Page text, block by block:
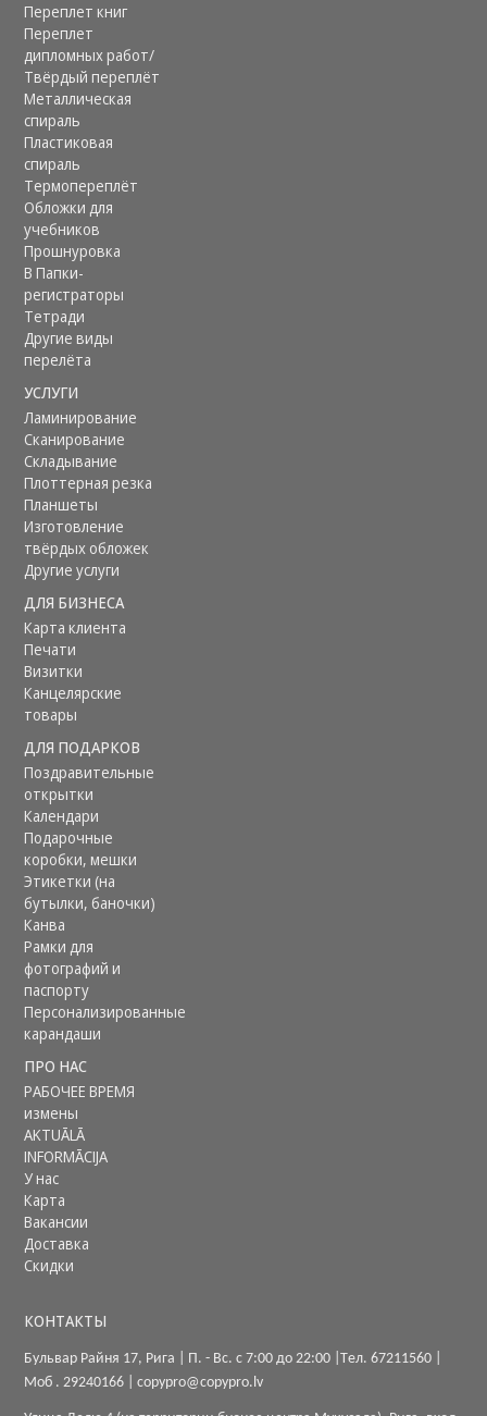
Переплет книг
Переплет
дипломных работ/
Твёрдый переплёт
Металлическая
спираль
Пластиковая
спираль
Термопереплёт
Обложки для
учебников
Прошнуровка
В Папки-
регистраторы
Тетради
Другие виды
перелёта
УСЛУГИ
Ламинирование
Сканирование
Складывание
Плоттерная резка
Планшеты
Изготовление
твёрдых обложек
Другие услуги
ДЛЯ БИЗНЕСА
Карта клиента
Печати
Визитки
Канцелярские
товары
ДЛЯ ПОДАРКОВ
Поздравительные
открытки
Календари
Подарочные
коробки, мешки
Этикетки (на
бутылки, баночки)
Канва
Рамки для
фотографий и
паспорту
Персонализированные
карандаши
ПРО НАС
РАБОЧЕЕ ВРЕМЯ
измены
AKTUĀLĀ
INFORMĀCIJA
У нас
Карта
Вакансии
Доставка
Скидки
КОНТАКТЫ
Бульвар Райня 17, Рига | П. - Вс. с 7:00 до 22:00 |Tел.67211560
Моб .29240166 |copypro@copypro.lv